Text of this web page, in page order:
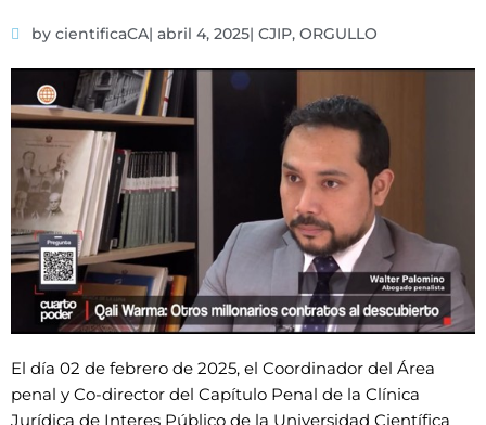
by cientificaCA| abril 4, 2025| CJIP, ORGULLO
El día 02 de febrero de 2025, el Coordinador del Área
penal y Co-director del Capítulo Penal de la Clínica
Jurídica de Interes Público de la Universidad Científica